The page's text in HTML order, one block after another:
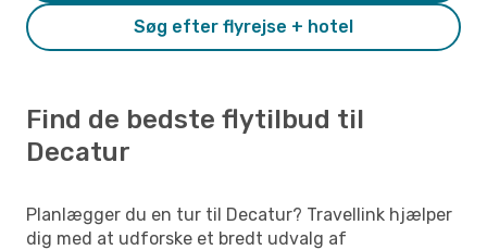
Søg efter flyrejse + hotel
Find de bedste flytilbud til
Decatur
Planlægger du en tur til Decatur? Travellink hjælper
dig med at udforske et bredt udvalg af